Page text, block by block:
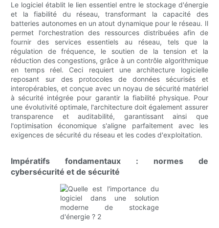
Le logiciel établit le lien essentiel entre le stockage d'énergie
et la fiabilité du réseau, transformant la capacité des
batteries autonomes en un atout dynamique pour le réseau. Il
permet l'orchestration des ressources distribuées afin de
fournir des services essentiels au réseau, tels que la
régulation de fréquence, le soutien de la tension et la
réduction des congestions, grâce à un contrôle algorithmique
en temps réel. Ceci requiert une architecture logicielle
reposant sur des protocoles de données sécurisés et
interopérables, et conçue avec un noyau de sécurité matériel
à sécurité intégrée pour garantir la fiabilité physique. Pour
une évolutivité optimale, l'architecture doit également assurer
transparence et auditabilité, garantissant ainsi que
l'optimisation économique s'aligne parfaitement avec les
exigences de sécurité du réseau et les codes d'exploitation.
Impératifs fondamentaux : normes de
cybersécurité et de sécurité